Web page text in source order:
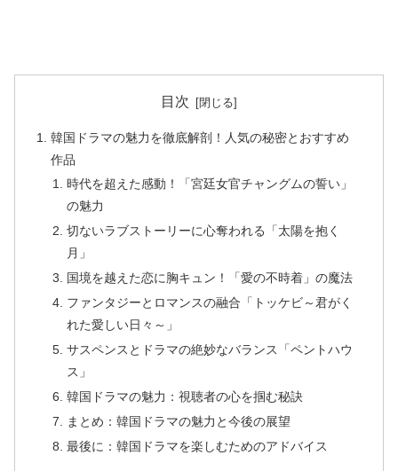
目次
韓国ドラマの魅力を徹底解剖！人気の秘密とおすすめ
作品
時代を超えた感動！「宮廷女官チャングムの誓い」
の魅力
切ないラブストーリーに心奪われる「太陽を抱く
月」
国境を越えた恋に胸キュン！「愛の不時着」の魔法
ファンタジーとロマンスの融合「トッケビ～君がく
れた愛しい日々～」
サスペンスとドラマの絶妙なバランス「ペントハウ
ス」
韓国ドラマの魅力：視聴者の心を掴む秘訣
まとめ：韓国ドラマの魅力と今後の展望
最後に：韓国ドラマを楽しむためのアドバイス